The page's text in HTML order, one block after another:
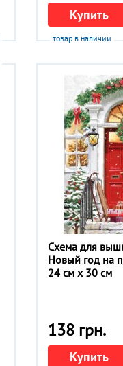
Купить
товар в наличии
Схема для
Новый год на
24 см x 30 см
138 грн.
Купить